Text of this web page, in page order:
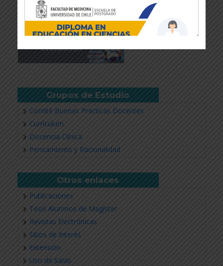
Grupos de Estudio
Comité Buenas Practicas Docentes
Currículum
Docencia Clínica
Pensamiento y Racionalidad
Otros enlaces
Publicaciones
Tesis Alumnos de Magíster
Revistas Electrónicas
Sitios de Interés
Extensión
Uso de Salas
Revisar más información